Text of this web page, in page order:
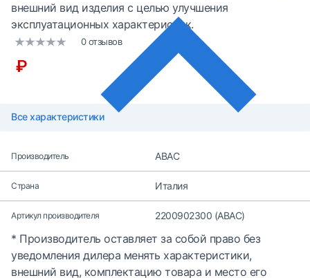
внешний вид изделия с целью улучшения
эксплуатационных характеристик.
0 отзывов
₽
Все характеристики
Производитель ABAC
Страна Италия
Артикул производителя 2200902300 (ABAC)
* Производитель оставляет за собой право без
уведомления дилера менять характеристики,
внешний вид, комплектацию товара и место его